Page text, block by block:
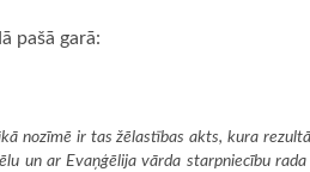
pašā garā:
nozīmē ir tas žēlastības akts, kura
un ar Evaņģēlija vārda starpniecību